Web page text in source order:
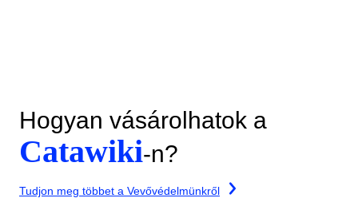
Hogyan vásárolhatok a
Catawiki-n?
Tudjon meg többet a Vevővédelmünkről